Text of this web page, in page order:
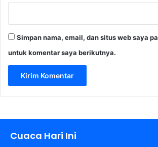
p
e
g
Simpan nama, email, dan situs web saya
untuk komentar saya berikutnya.
Cuaca Hari Ini